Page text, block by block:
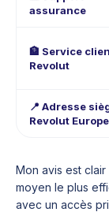
assurance
🏦 Service
Revolut
📍 Adresse
Revolut Europe
Mon avis est
moyen le plus
avec un accès